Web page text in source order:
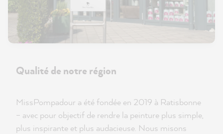
Qualité de notre région
MissPompadour a été fondée en 2019 à Ratisbonne
– avec pour objectif de rendre la peinture plus simple,
plus inspirante et plus audacieuse. Nous misons